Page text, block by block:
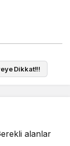
Dikkat!!!
alanlar